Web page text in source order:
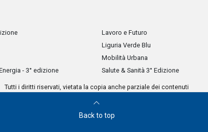
- 3° edizione
Lavoro e Futuro
Liguria Verde Blu
Mobilità Urbana
Salute & Sanità 3° Edizione
Tutti i diritti riservati, vietata la copia anche parziale dei contenuti
Back to top